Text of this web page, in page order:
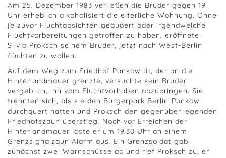
Am 25. Dezember 1983 verließen die Brüder gegen 19
Uhr erheblich alkoholisiert die elterliche Wohnung. Ohne
je zuvor Fluchtabsichten geäußert oder irgendwelche
Fluchtvorbereitungen getroffen zu haben, eröffnete
Silvio Proksch seinem Bruder, jetzt nach West-Berlin
flüchten zu wollen.
Auf dem Weg zum Friedhof Pankow III, der an die
Hinterlandmauer grenzte, versuchte sein Bruder
vergeblich, ihn vom Fluchtvorhaben abzubringen. Sie
trennten sich, als sie den Bürgerpark Berlin-Pankow
durchquert hatten und Proksch den gegenüberliegenden
Friedhofszaun überstieg. Noch vor Erreichen der
Hinterlandmauer löste er um 19.30 Uhr an einem
Grenzsignalzaun Alarm aus. Ein Grenzsoldat gab
zunächst zwei Warnschüsse ab und rief Proksch zu, er